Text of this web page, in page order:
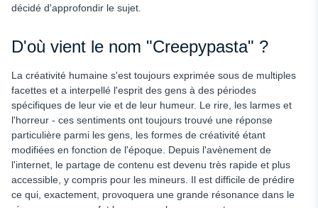
décidé d'approfondir le sujet.
D'où vient le nom "Creepypasta" ?
La créativité humaine s'est toujours exprimée sous de multiples
facettes et a interpellé l'esprit des gens à des périodes
spécifiques de leur vie et de leur humeur. Le rire, les larmes et
l'horreur - ces sentiments ont toujours trouvé une réponse
particulière parmi les gens, les formes de créativité étant
modifiées en fonction de l'époque. Depuis l'avènement de
l'internet, le partage de contenu est devenu très rapide et plus
accessible, y compris pour les mineurs. Il est difficile de prédire
ce qui, exactement, provoquera une grande résonance dans le
Que peut faire uMobix ?